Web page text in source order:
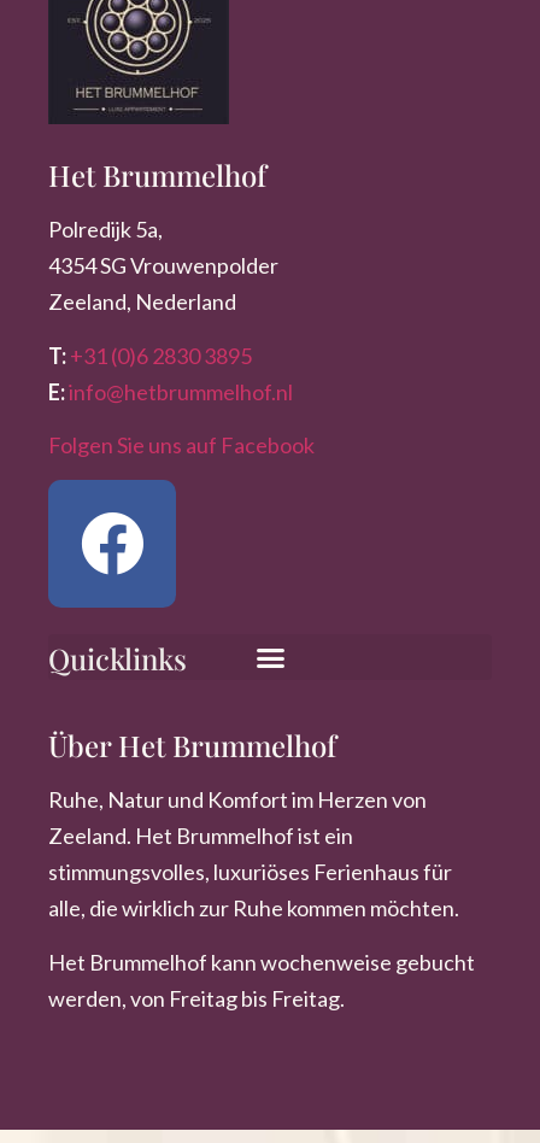
Het Brummelhof
Polredijk 5a,
4354 SG Vrouwenpolder
Zeeland, Nederland
T:+31 (0)6 2830 3895
E:info@hetbrummelhof.nl
Folgen Sie uns auf Facebook
Quicklinks
Über Het Brummelhof
Ruhe, Natur und Komfort im Herzen von
Zeeland. Het Brummelhof ist ein
stimmungsvolles, luxuriöses Ferienhaus für
alle, die wirklich zur Ruhe kommen möchten.
Het Brummelhof kann wochenweise gebucht
werden, von Freitag bis Freitag.